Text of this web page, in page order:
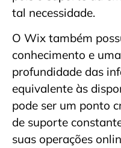
tal necessidade.
O Wix também
conhecimento e
profundidade das
equivalente às
pode ser um ponto
de suporte
suas operações